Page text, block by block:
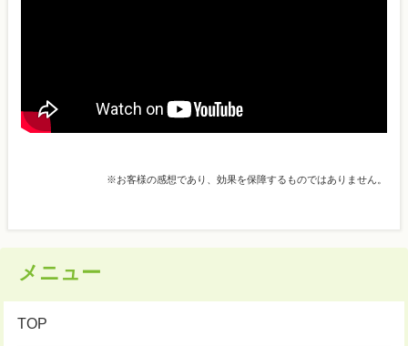
※お客様の感想であり、効果を保障するものではありません。
メニュー
TOP